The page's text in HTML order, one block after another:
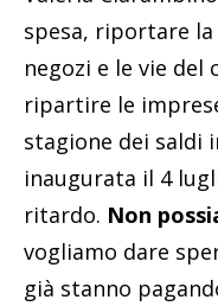
spesa, riportare
negozi e le vie del
ripartire le
stagione dei saldi
inaugurata il 4
ritardo. Non
vogliamo dare
già stanno